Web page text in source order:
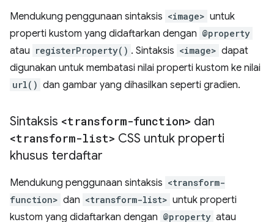
Mendukung penggunaan sintaksis <image> untuk
properti kustom yang didaftarkan dengan @property
atau registerProperty() . Sintaksis <image> dapat
digunakan untuk membatasi nilai properti kustom ke nilai
url() dan gambar yang dihasilkan seperti gradien.
Sintaksis <transform-function> dan
<transform-list> CSS untuk properti
khusus terdaftar
Mendukung penggunaan sintaksis <transform-
function> dan <transform-list> untuk properti
kustom yang didaftarkan dengan @property atau